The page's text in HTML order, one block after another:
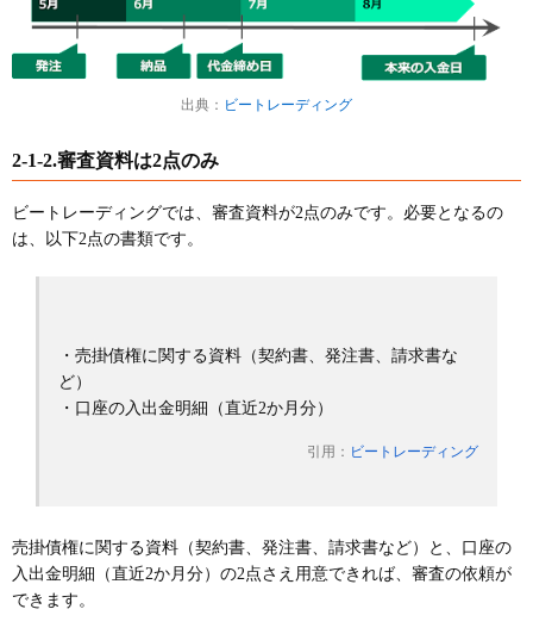
出典： ビートレーディング
2-1-2.審査資料は2点のみ
ビートレーディングでは、審査資料が2点のみです。必要となるの
は、以下2点の書類です。
・売掛債権に関する資料（契約書、発注書、請求書な
ど）
・口座の入出金明細（直近2か月分）
引用： ビートレーディング
売掛債権に関する資料（契約書、発注書、請求書など）と、口座の
入出金明細（直近2か月分）の2点さえ用意できれば、審査の依頼が
できます。